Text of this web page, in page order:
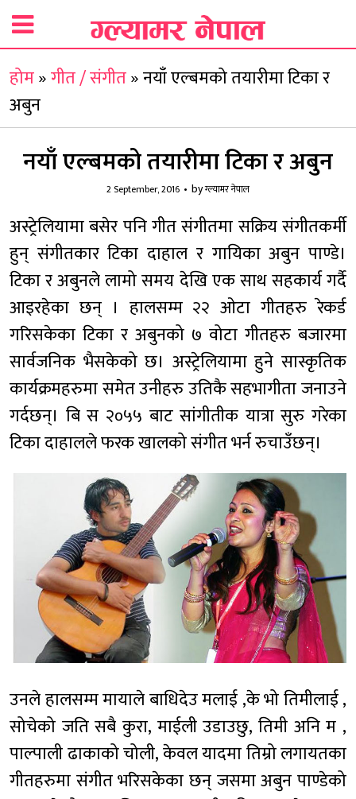
होम»गीत / संगीत»नयाँ एल्बमको तयारीमा टिका र
अबुन
नयाँ एल्बमको तयारीमा टिका र अबुन
2 September, 2016 byग्ल्यामर नेपाल
अस्ट्रेलियामा बसेर पनि गीत संगीतमा सक्रिय संगीतकर्मी
हुन् संगीतकार टिका दाहाल र गायिका अबुन पाण्डे।
टिका र अबुनले लामो समय देखि एक साथ सहकार्य गर्दै
आइरहेका छन् । हालसम्म २२ ओटा गीतहरु रेकर्ड
गरिसकेका टिका र अबुनको ७ वोटा गीतहरु बजारमा
सार्वजनिक भैसकेको छ। अस्ट्रेलियामा हुने सास्कृतिक
कार्यक्रमहरुमा समेत उनीहरु उतिकै सहभागीता जनाउने
गर्दछन्। बि स २०५५ बाट सांगीतीक यात्रा सुरु गरेका
टिका दाहालले फरक खालको संगीत भर्न रुचाउँछन्।
उनले हालसम्म मायाले बाधिदेउ मलाई ,के भो तिमीलाई ,
सोचेको जति सबै कुरा, माईली उडाउछु, तिमी अनि म ,
पाल्पाली ढाकाको चोली, केवल यादमा तिम्रो लगायतका
गीतहरुमा संगीत भरिसकेका छन् जसमा अबुन पाण्डेको